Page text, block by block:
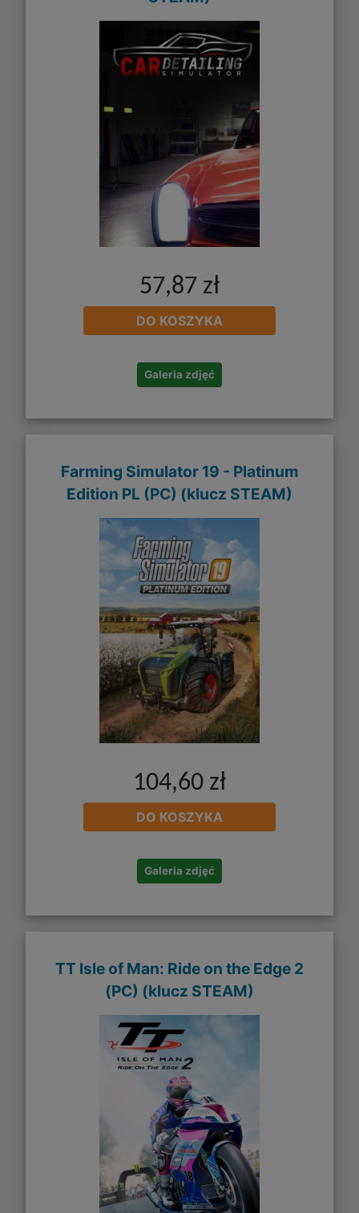
57,87 zł
DO KOSZYKA
Galeria zdjęć
Farming Simulator 19 - Platinum
Edition PL (PC) (klucz STEAM)
104,60 zł
DO KOSZYKA
Galeria zdjęć
TT Isle of Man: Ride on the Edge 2
(PC) (klucz STEAM)